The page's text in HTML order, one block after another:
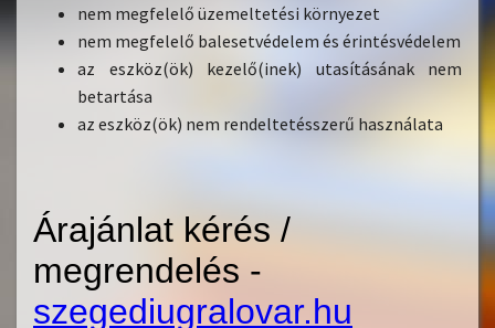
nem megfelelő üzemeltetési környezet
nem megfelelő balesetvédelem és érintésvédelem
az eszköz(ök) kezelő(inek) utasításának nem
betartása
az eszköz(ök) nem rendeltetésszerű használata